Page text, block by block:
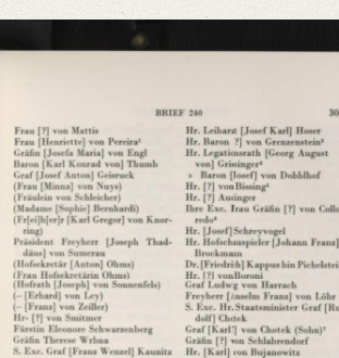
Sächsische Landesbibliothek - Staats- und
der Frühromantik. Briefe aus dem
75 fl: von der Fr: v: Mattis, Herrn v: Wezlar u
Sächsische Landesbibliothek - Staats- und
Bd-3
Mscr.Dresd.App.2712,A,8,16
1 S., hs. m. U.
cm